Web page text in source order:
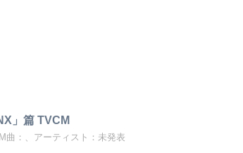
」篇 TVCM
曲：、アーティスト：未発表